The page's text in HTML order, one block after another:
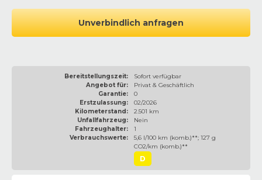
Unverbindlich anfragen
Bereitstellungszeit:
Sofort verfügbar
Angebot für:
Privat & Geschäftlich
Garantie:
0
Erstzulassung:
02/2026
Kilometerstand:
2.501 km
Unfallfahrzeug:
Nein
Fahrzeughalter:
1
Verbrauchswerte:
5,6 l/100 km (komb.)**; 127 g
CO2/km (komb.)**
D